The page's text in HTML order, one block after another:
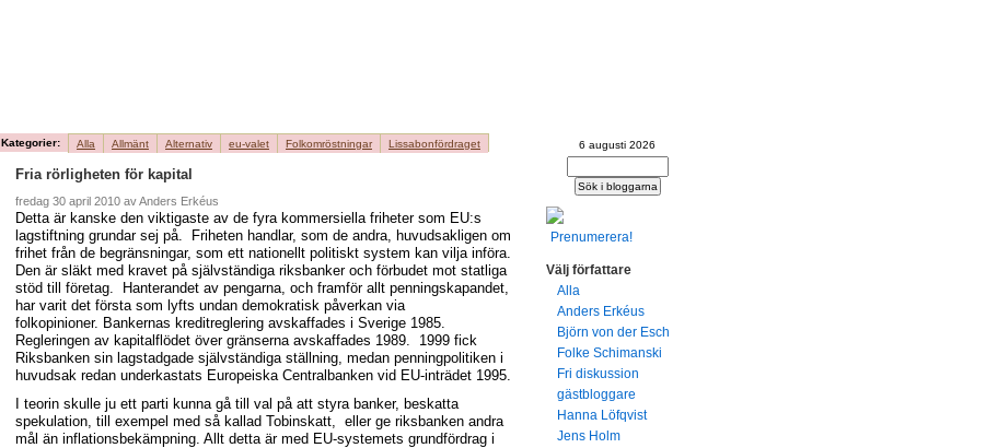
Kategorier: Alla Allmänt Alternativ eu-valet Folkomröstningar Lissabonfördraget
Fria rörligheten för kapital
fredag 30 april 2010 av Anders Erkéus
Detta är kanske den viktigaste av de fyra kommersiella friheter som EU:s
lagstiftning grundar sej på. Friheten handlar, som de andra, huvudsakligen om
frihet från de begränsningar, som ett nationellt politiskt system kan vilja införa.
Den är släkt med kravet på självständiga riksbanker och förbudet mot statliga
stöd till företag. Hanterandet av pengarna, och framför allt penningskapandet,
har varit det första som lyfts undan demokratisk påverkan via
folkopinioner. Bankernas kreditreglering avskaffades i Sverige 1985.
Regleringen av kapitalflödet över gränserna avskaffades 1989. 1999 fick
Riksbanken sin lagstadgade självständiga ställning, medan penningpolitiken i
huvudsak redan underkastats Europeiska Centralbanken vid EU-inträdet 1995.
I teorin skulle ju ett parti kunna gå till val på att styra banker, beskatta
spekulation, till exempel med så kallad Tobinskatt, eller ge riksbanken andra
mål än inflationsbekämpning. Allt detta är med EU-systemets grundfördrag i
6 augusti 2026
Prenumerera!
Välj författare
Alla
Anders Erkéus
Björn von der Esch
Folke Schimanski
Fri diskussion
gästbloggare
Hanna Löfqvist
Jens Holm